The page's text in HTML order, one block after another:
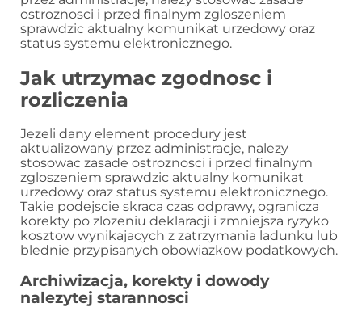
ostroznosci i przed finalnym zgloszeniem
sprawdzic aktualny komunikat urzedowy oraz
status systemu elektronicznego.
Jak utrzymac zgodnosc i
rozliczenia
Jezeli dany element procedury jest
aktualizowany przez administracje, nalezy
stosowac zasade ostroznosci i przed finalnym
zgloszeniem sprawdzic aktualny komunikat
urzedowy oraz status systemu elektronicznego.
Takie podejscie skraca czas odprawy, ogranicza
korekty po zlozeniu deklaracji i zmniejsza ryzyko
kosztow wynikajacych z zatrzymania ladunku lub
blednie przypisanych obowiazkow podatkowych.
Archiwizacja, korekty i dowody
nalezytej starannosci